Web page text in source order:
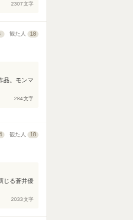
2307文字
観た人 18
品。モンマ
284文字
観た人 18
じる蒼井優
2033文字